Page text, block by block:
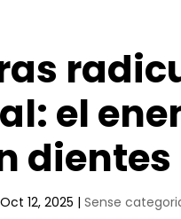
el
Oct 12, 2025 |Sense